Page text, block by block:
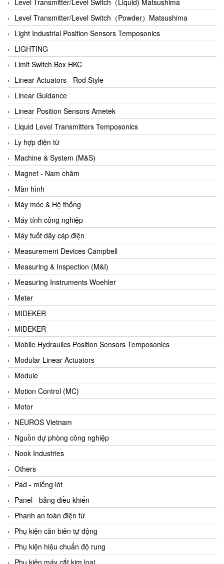
Autec
Auto Flow
Automatic valve
Aventics
Avproglobal
Axiomtek
AZBIL
B&C Electronics
B&R
Babcok wilcox
Baelz Automatic Vietnam
Bahr Modultechnik Vietnam
Balluff
BamBo Vietnam
Barel Vietnam
Barksdale
Bartec
Basco
Baumer
Baumuller Vietnam
Baykee
BBC Bircher Smart Access
BCS ITALY
BEA SENSORS
Beacon Extender
Beckhoff
Bedook
Bei Sensor
Beijer
Beinlich-pumps
Beka
BEKO
Belimo
Benetech Vietnam
Bently Nevada
Bentone Vietnam
Level Transmitter/Level Switch（Powder）Matsushima
Light Industrial Position Sensors Temposonics
LIGHTING
Limit Switch Box HKC
Linear Actuators - Rod Style
Linear Guidance
Linear Position Sensors Ametek
Liquid Level Transmitters Temposonics
Ly hợp điện từ
Machine & System (M&S)
Magnet - Nam châm
Màn hình
Máy móc & Hệ thống
Máy tính công nghiệp
Máy tuốt dây cáp điện
Measurement Devices Campbell
Measuring & Inspection (M&I)
Measuring Instruments Woehler
Meter
MIDEKER
MIDEKER
Mobile Hydraulics Position Sensors Temposonics
Modular Linear Actuators
Module
Motion Control (MC)
Motor
NEUROS Vietnam
Nguồn dự phòng công nghiệp
Nook Industries
Others
Pad - miếng lót
Panel - bảng điều khiển
Phanh an toàn điện từ
Phụ kiện căn biên tự động
Phụ kiện hiệu chuẩn độ rung
Phụ kiện máy cắt kim loại